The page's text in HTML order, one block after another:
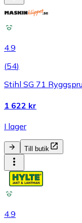
4.9
(54)
Stihl SG 71
1 622 kr
I lager
Till butik
4.9